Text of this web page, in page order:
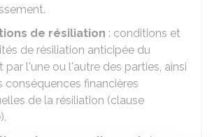
de résiliation : conditions et
de résiliation anticipée du
par l'une ou l'autre des parties, ainsi
conséquences financières
de la résiliation (clause